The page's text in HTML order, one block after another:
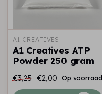
A1 CREATIVES
A1 Creatives ATP
Powder 250 gram
€3,25 €2,00 Op voorraad